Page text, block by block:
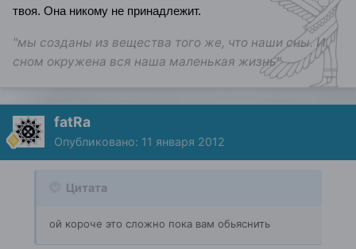
твоя. Она никому не принадлежит.
"мы созданы из вещества того же, что наши сны. И
сном окружена вся наша маленькая жизнь"
fatRa
Опубликовано: 11 января 2012
Цитата
ой короче это сложно пока вам обьяснить